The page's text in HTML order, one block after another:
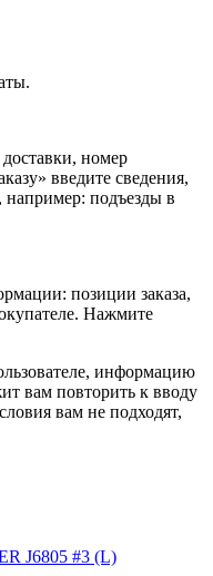
номер
введите сведения,
например: подъезды в
позиции заказа,
Нажмите
информацию
вам повторить к вводу
вам не подходят,